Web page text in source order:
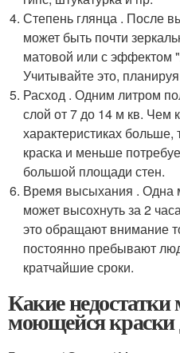
Степень глянца . После
может быть почти
матовой или с эффектом
Учитывайте это,
Расход . Одним литром
слой от 7 до 14 м кв. Чем
характеристиках
краска и меньше
большой площади стен.
Время высыхания . Одна
может высохнуть за 2
это обращают внимание
постоянно пребывают
кратчайшие сроки.
Какие
моющейся краски